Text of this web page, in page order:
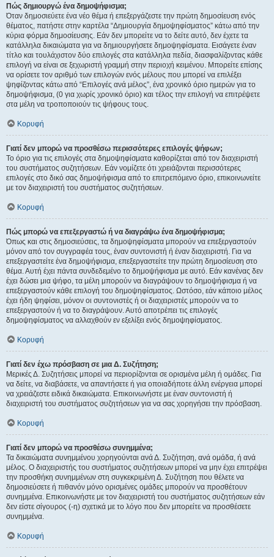
Πώς δημιουργώ ένα δημοψήφισμα;
Όταν δημοσιεύετε ένα νέο θέμα ή επεξεργάζεστε την πρώτη δημοσίευση ενός
θέματος, πατήστε στην καρτέλα “Δημιουργία δημοψηφίσματος” κάτω από την
κύρια φόρμα δημοσίευσης. Εάν δεν μπορείτε να το δείτε αυτό, δεν έχετε τα
κατάλληλα δικαιώματα για να δημιουργήσετε δημοψηφίσματα. Εισάγετε έναν
τίτλο και τουλάχιστον δύο επιλογές στα κατάλληλα πεδία, διασφαλίζοντας κάθε
επιλογή να είναι σε ξεχωριστή γραμμή στην περιοχή κειμένου. Μπορείτε επίσης
να ορίσετε τον αριθμό των επιλογών ενός μέλους που μπορεί να επιλέξει
ψηφίζοντας κάτω από “Επιλογές ανά μέλος”, ένα χρονικό όριο ημερών για το
δημοψήφισμα, (0 για χωρίς χρονικό όριο) και τέλος την επιλογή να επιτρέψετε
στα μέλη να τροποποιούν τις ψήφους τους.
Κορυφή
Γιατί δεν μπορώ να προσθέσω περισσότερες επιλογές ψήφων;
Το όριο για τις επιλογές στα δημοψηφίσματα καθορίζεται από τον διαχειριστή
του συστήματος συζητήσεων. Εάν νομίζετε ότι χρειάζονται περισσότερες
επιλογές στο δικό σας δημοψήφισμα από το επιτρεπόμενο όριο, επικοινωνείτε
με τον διαχειριστή του συστήματος συζητήσεων.
Κορυφή
Πώς μπορώ να επεξεργαστώ ή να διαγράψω ένα δημοψήφισμα;
Όπως και στις δημοσιεύσεις, τα δημοψηφίσματα μπορούν να επεξεργαστούν
μόνον από τον συγγραφέα τους, έναν συντονιστή ή έναν διαχειριστή. Για να
επεξεργαστείτε ένα δημοψήφισμα, επεξεργαστείτε την πρώτη δημοσίευση στο
θέμα. Αυτή έχει πάντα συνδεδεμένο το δημοψήφισμα με αυτό. Εάν κανένας δεν
έχει δώσει μια ψήφο, τα μέλη μπορούν να διαγράψουν το δημοψήφισμα ή να
επεξεργαστούν κάθε επιλογή του δημοψηφίσματος. Ωστόσο, εάν κάποιο μέλος
έχει ήδη ψηφίσει, μόνον οι συντονιστές ή οι διαχειριστές μπορούν να το
επεξεργαστούν ή να το διαγράψουν. Αυτό αποτρέπει τις επιλογές
δημοψηφίσματος να αλλαχθούν εν εξελίξει ενός δημοψηφίσματος.
Κορυφή
Γιατί δεν έχω πρόσβαση σε μια Δ. Συζήτηση;
Μερικές Δ. Συζητήσεις μπορεί να περιορίζονται σε ορισμένα μέλη ή ομάδες. Για
να δείτε, να διαβάσετε, να απαντήσετε ή για οποιαδήποτε άλλη ενέργεια μπορεί
να χρειάζεστε ειδικά δικαιώματα. Επικοινωνήστε με έναν συντονιστή ή
διαχειριστή του συστήματος συζητήσεων για να σας χορηγήσει την πρόσβαση.
Κορυφή
Γιατί δεν μπορώ να προσθέσω συνημμένα;
Τα δικαιώματα συνημμένου χορηγούνται ανά Δ. Συζήτηση, ανά ομάδα, ή ανά
μέλος. Ο διαχειριστής του συστήματος συζητήσεων μπορεί να μην έχει επιτρέψει
την προσθήκη συνημμένων στη συγκεκριμένη Δ. Συζήτηση που θέλετε να
δημοσιεύσετε ή πιθανόν μόνο ορισμένες ομάδες μπορούν να προσθέτουν
συνημμένα. Επικοινωνήστε με τον διαχειριστή του συστήματος συζητήσεων εάν
δεν είστε σίγουρος (-η) σχετικά με το λόγο που δεν μπορείτε να προσθέσετε
συνημμένα.
Κορυφή